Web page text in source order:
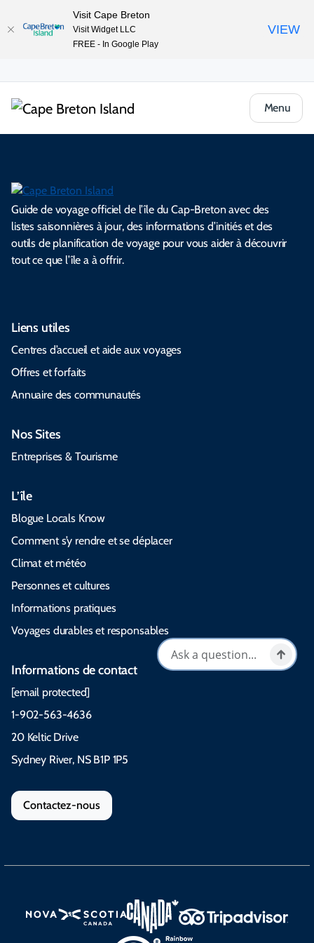
Menu
Guide de voyage officiel de l’île du Cap-Breton avec des
listes saisonnières à jour, des informations d’initiés et des
outils de planification de voyage pour vous aider à découvrir
tout ce que l’île a à offrir.
Liens utiles
Centres d’accueil et aide aux voyages
Offres et forfaits
Annuaire des communautés
Nos Sites
Entreprises & Tourisme
L’île
Blogue Locals Know
Comment s’y rendre et se déplacer
Climat et météo
Personnes et cultures
Informations pratiques
Voyages durables et responsables
Informations de contact
[email protected]
1-902-563-4636
20 Keltic Drive
Sydney River, NS B1P 1P5
Contactez-nous
Visit Cape Breton
Visit Widget LLC
FREE - In Google Play
VIEW